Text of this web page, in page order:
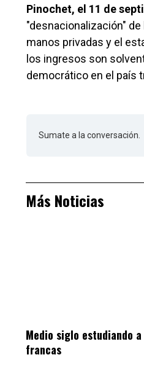
Pinochet, el 11 de
"desnacionalización"
manos privadas y el
los ingresos son
democrático en el país
Sumate a la conversación.
Más Noticias
Medio siglo estudiando
francas